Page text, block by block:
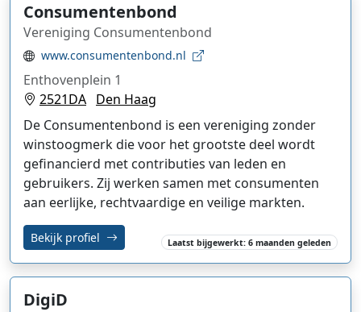
Consumentenbond
Vereniging Consumentenbond
www.consumentenbond.nl
Enthovenplein 1
2521DA Den Haag
De Consumentenbond is een vereniging zonder
winstoogmerk die voor het grootste deel wordt
gefinancierd met contributies van leden en
gebruikers. Zij werken samen met consumenten
aan eerlijke, rechtvaardige en veilige markten.
Bekijk profiel Laatst bijgewerkt: 6 maanden geleden
DigiD